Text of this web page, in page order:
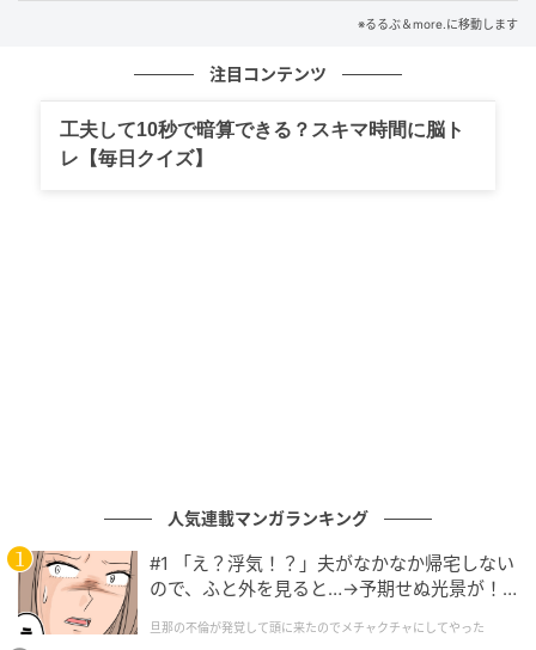
パンケーキ）」は、お店のあちこちがレインボーカラ
ーの装飾や小物で彩られたパンケーキ専門店。
TEL：03-6434-0466
営業時間：1F個室・要予約 9時30分〜21時、2Fテーブ
ル席 10～18時（17時LO）
※るるぶ＆more.に移動します
注目コンテンツ
工夫して10秒で暗算できる？スキマ時間に脳ト
レ【毎日クイズ】
人気連載マンガランキング
#1 「え？浮気！？」夫がなかなか帰宅しない
ので、ふと外を見ると…→予期せぬ光景が！
クチャにしてやった
旦那の不倫が発覚して頭に来たのでメチャクチャにしてやった